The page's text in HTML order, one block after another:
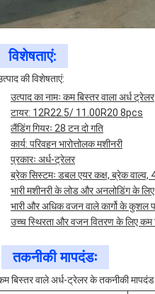
विशेषताएं:
की विशेषताएं:
उत्पाद का नामः कम बिस्तर वाला अर्ध ट्रेलर
टायर: 12R22.5/ 11.00R20 8pcs
लैंडिंग गियरः 28 टन दो गति
कार्य: परिवहन भारोत्तोलक मशीनरी
प्रकारः अर्ध-ट्रेलर
ब्रेक सिस्टमः डबल एयर कक्ष, ब्रेक
भारी मशीनरी के लोड और अनलोडिंग के लिए
भारी और अधिक वजन वाले कार्गो के कुशल
उच्च स्थिरता और वजन वितरण के लिए कम
तकनीकी मापदंडः
बिस्तर वाले अर्ध-ट्रेलर के तकनीकी मापदंड